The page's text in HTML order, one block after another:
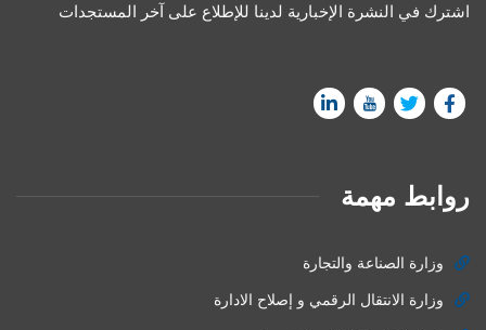
اشترك في النشرة الإخبارية لدينا للإطلاع على آخر المستجدات
روابط مهمة
وزارة الصناعة والتجارة
وزارة الانتقال الرقمي و إصلاح الادارة